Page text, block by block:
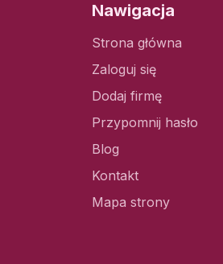
Nawigacja
Strona główna
Zaloguj się
Dodaj firmę
Przypomnij hasło
Blog
Kontakt
Mapa strony